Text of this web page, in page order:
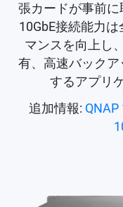
張カードが事前
10GbE接続能力
マンスを向上し
有、高速バック
するアプリ
追加情報: